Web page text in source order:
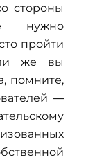
стороны
нужно
пройти
же вы
помните,
—